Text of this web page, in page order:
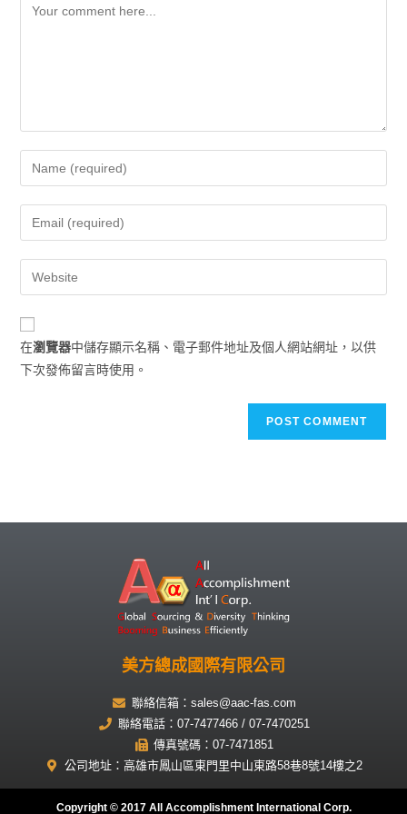
在瀏覽器中儲存顯示名稱、電子郵件地址及個人網站網址，以供
下次發佈留言時使用。
美方總成國際有限公司
聯絡信箱：sales@aac-fas.com
聯絡電話：07-7477466 / 07-7470251
傳真號碼：07-7471851
公司地址：高雄市鳳山區東門里中山東路58巷8號14樓之2
Copyright © 2017 All Accomplishment International Corp.